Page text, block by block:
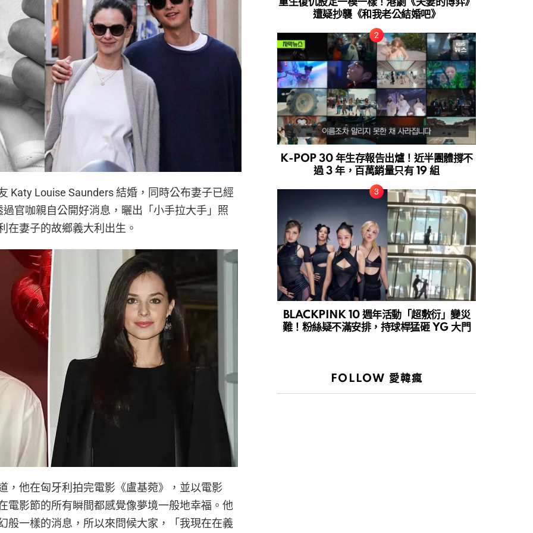
Katy Louise Saunders 結婚，同時公布妻子已經
官咖親自公開好消息，曬出「小手拉大手」照
在妻子的故鄉義大利出生。
，他在匈牙利拍完電影《盧基菀》，並以電影
電影節的所有瞬間都感覺像夢境一般地幸福。他
般一樣的消息，所以來問候大家，「我現在在義
遭疑抄襲《和我老公結婚吧》
K-POP 30 年生存報告出爐！近半團體撐不
過 3 年，百萬銷量只有 19 組
BLACKPINK 10 週年活動「超敷衍」變災
難！粉絲疑不滿安排，持球桿猛砸 YG 大門
FOLLOW 愛韓瘋